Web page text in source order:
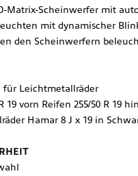
Matrix-Scheinwerfer mit
mit dynamischer
den Scheinwerfern
für Leichtmetallräder
19 vorn Reifen 255/50 R 19
Hamar 8 J x 19 in